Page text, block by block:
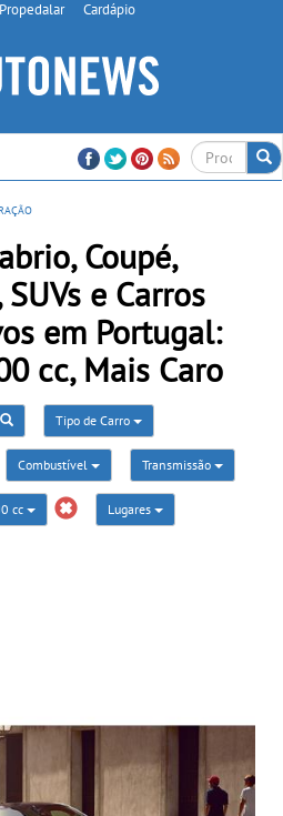
Propedalar Cardápio
Coupé,
e Carros
em Portugal:
cc, Mais Caro
Tipo de Carro
Combustível Transmissão
cc Lugares